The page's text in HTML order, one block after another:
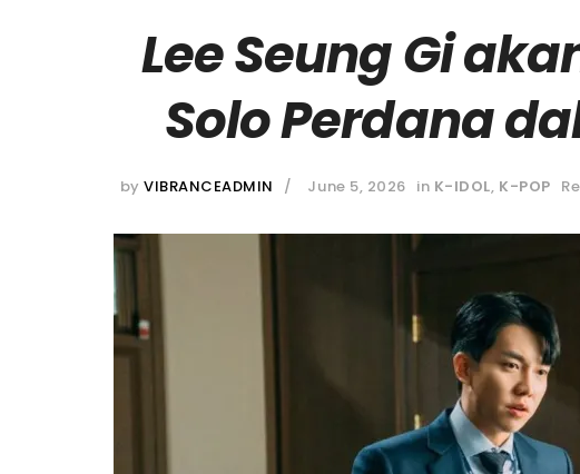
Lee Seung Gi
Solo Perdana
by VIBRANCEADMIN June 5, 2026 in K-IDOL, K-POP